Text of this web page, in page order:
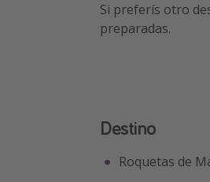
Si preferís otro
preparadas.
Destino
Roquetas de